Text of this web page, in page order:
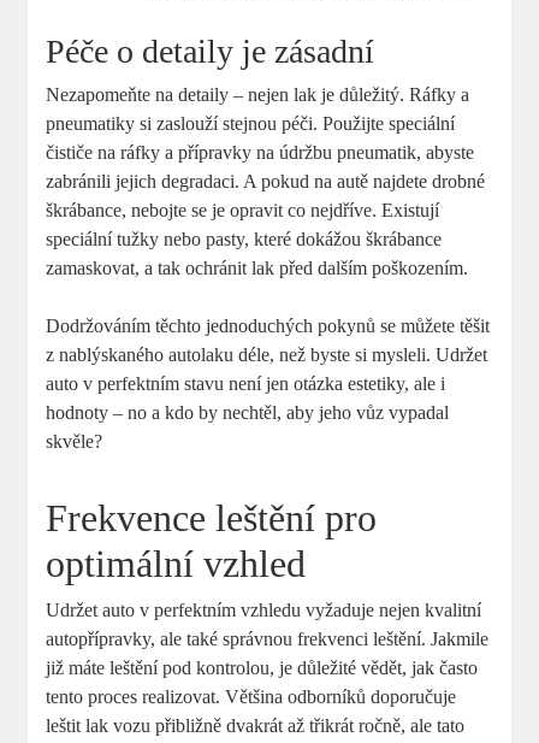
Péče o detaily je zásadní
Nezapomeňte na detaily – nejen lak je důležitý. Ráfky a
pneumatiky si zaslouží stejnou péči. Použijte speciální
čističe na ráfky a přípravky na údržbu pneumatik, abyste
zabránili jejich degradaci. A pokud na autě najdete drobné
škrábance, nebojte se je opravit co nejdříve. Existují
speciální tužky nebo pasty, které dokážou škrábance
zamaskovat, a tak ochránit lak před dalším poškozením.
Dodržováním těchto jednoduchých pokynů se můžete těšit
z nablýskaného autolaku déle, než byste si mysleli. Udržet
auto v perfektním stavu není jen otázka estetiky, ale i
hodnoty – no a kdo by nechtěl, aby jeho vůz vypadal
skvěle?
Frekvence leštění pro
optimální vzhled
Udržet auto v perfektním vzhledu vyžaduje nejen kvalitní
autopřípravky, ale také správnou frekvenci leštění. Jakmile
již máte leštění pod kontrolou, je důležité vědět, jak často
tento proces realizovat. Většina odborníků doporučuje
leštit lak vozu přibližně dvakrát až třikrát ročně, ale tato